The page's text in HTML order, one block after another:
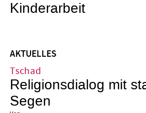
Kinderarbeit
AKTUELLES
Tschad
Religionsdialog mit
Segen